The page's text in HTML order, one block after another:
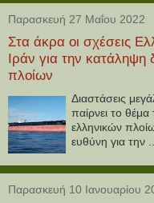
Παρασκευή 27 Μαΐου 2022
Στα άκρα οι σχέσεις
Ιράν για την κατάληψη
πλοίων
Διαστάσεις
παίρνει το
ελληνικών
ευθύνη για την ...
Παρασκευή 10 Ιανουαρίου